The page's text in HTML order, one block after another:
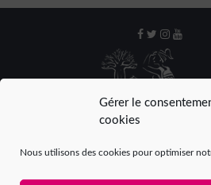
Gérer le
cookies
Nous utilisons des cookies pour optimiser